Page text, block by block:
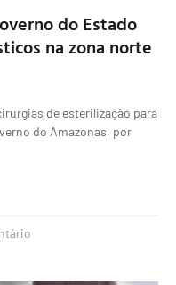
do Estado
na zona norte
de esterilização para
do Amazonas, por